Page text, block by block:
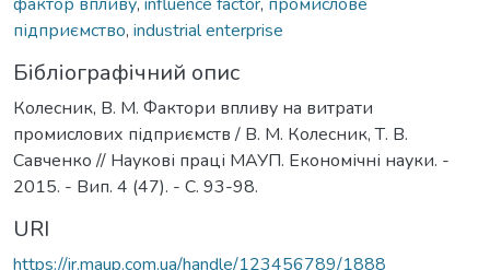
підприємство, industrial enterprise
Бібліографічний опис
Колесник, В. М. Фактори впливу на витрати
промислових підприємств / В. М. Колесник, Т. В.
Савченко // Наукові праці МАУП. Економічні науки. -
2015. - Вип. 4 (47). - С. 93-98.
URI
https://ir.maup.com.ua/handle/123456789/1888